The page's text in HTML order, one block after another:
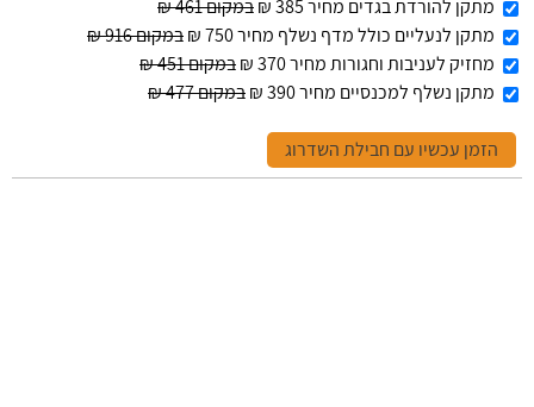
מתקן להורדת בגדים מחיר 385 ₪
במקום 461 ₪
מתקן לנעליים כולל מדף נשלף מחיר 750 ₪
במקום 916 ₪
מחזיק לעניבות וחגורות מחיר 370 ₪
במקום 451 ₪
מתקן נשלף למכנסיים מחיר 390 ₪
במקום 477 ₪
הזמן עכשיו עם חבילת השדרוג